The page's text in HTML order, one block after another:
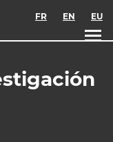
FR EN EU